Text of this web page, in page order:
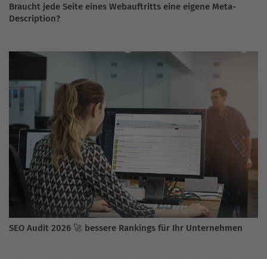
Braucht jede Seite eines Webauftritts eine eigene Meta-
Description?
SEO Audit 2026 🚀 bessere Rankings für Ihr Unternehmen